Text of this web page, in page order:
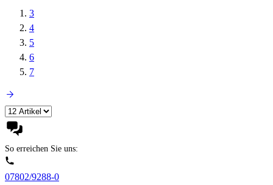
3
4
5
6
7
So erreichen Sie uns:
07802/9288-0